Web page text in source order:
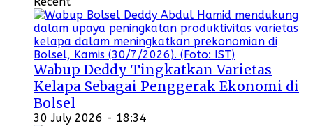
Wabup Deddy Tingkatkan Varietas
Kelapa Sebagai Penggerak Ekonomi di
Bolsel
30 July 2026 - 18:34